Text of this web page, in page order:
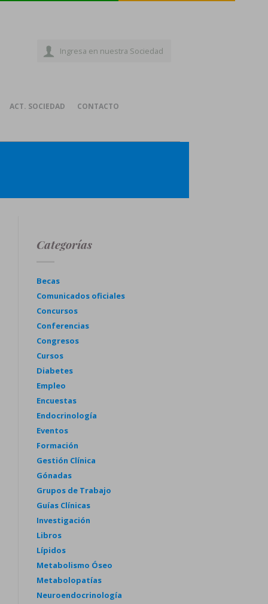
Ingresa en nuestra Sociedad
ACT. SOCIEDAD CONTACTO
Categorías
Becas
Comunicados oficiales
Concursos
Conferencias
Congresos
Cursos
Diabetes
Empleo
Encuestas
Endocrinología
Eventos
Formación
Gestión Clínica
Gónadas
Grupos de Trabajo
Guías Clínicas
Investigación
Libros
Lípidos
Metabolismo Óseo
Metabolopatías
Neuroendocrinología